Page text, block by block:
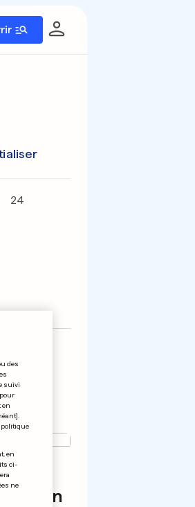
24
des
suivi
en
politique
en
ci-
ne